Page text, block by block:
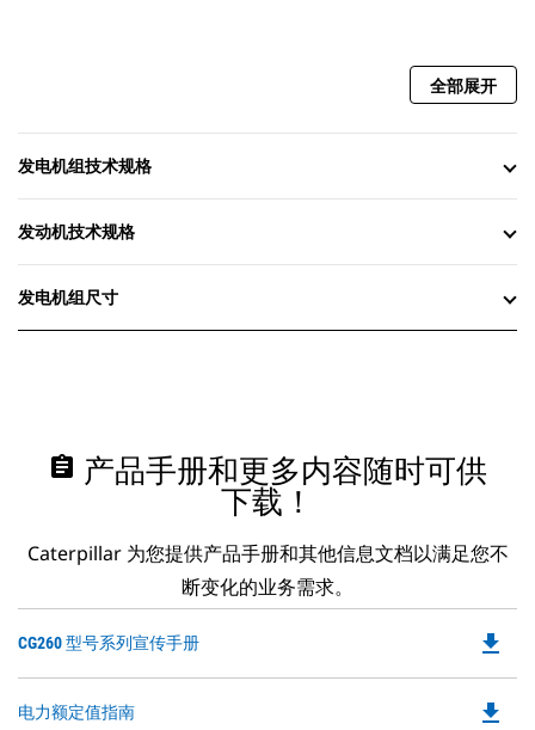
全部展开
发电机组技术规格
发动机技术规格
发电机组尺寸
assignment 产品手册和更多内容随时可供
下载！
Caterpillar 为您提供产品手册和其他信息文档以满足您不
断变化的业务需求。
CG260 型号系列宣传手册 file_download
电力额定值指南 file_download